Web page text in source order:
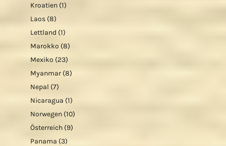
Kroatien (1)
Laos (8)
Lettland (1)
Marokko (8)
Mexiko (23)
Myanmar (8)
Nepal (7)
Nicaragua (1)
Norwegen (10)
Österreich (9)
Panama (3)